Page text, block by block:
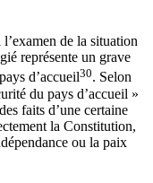
de la situation
représente un grave
d’accueil30. Selon
du pays d’accueil »
faits d’une certaine
la Constitution,
ou la paix